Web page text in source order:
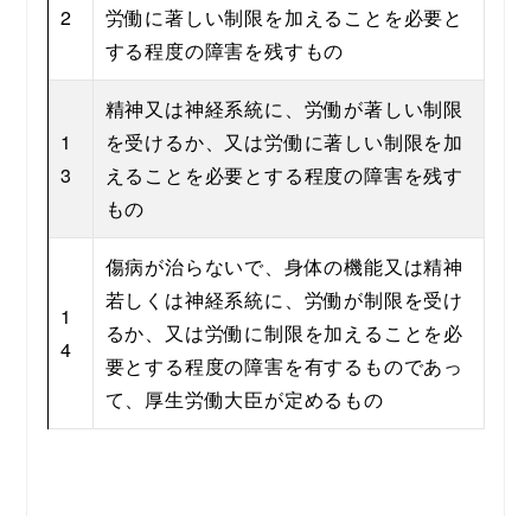
2
労働に著しい制限を加えることを必要と
する程度の障害を残すもの
1
3
精神又は神経系統に、労働が著しい制限
を受けるか、又は労働に著しい制限を加
えることを必要とする程度の障害を残す
もの
1
4
傷病が治らないで、身体の機能又は精神
若しくは神経系統に、労働が制限を受け
るか、又は労働に制限を加えることを必
要とする程度の障害を有するものであっ
て、厚生労働大臣が定めるもの